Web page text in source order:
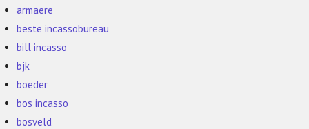
armaere
beste incassobureau
bill incasso
bjk
boeder
bos incasso
bosveld